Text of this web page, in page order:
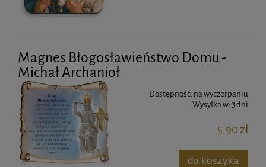
Magnes Błogosławieństwo Domu -
Michał Archanioł
Dostępność: na wyczerpaniu
Wysyłka w:3 dni
5,90 zł
do koszyka